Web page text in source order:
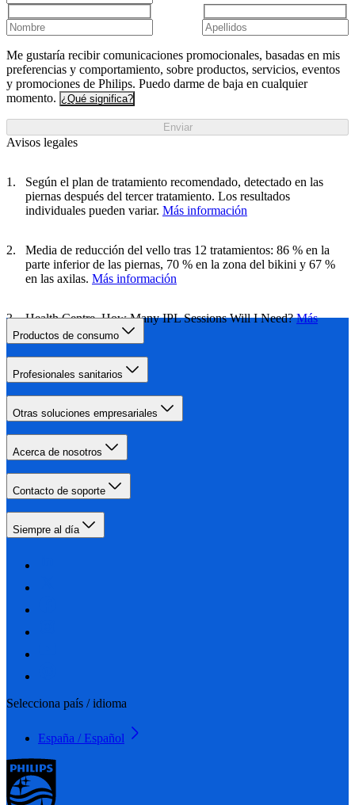
Me gustaría recibir comunicaciones promocionales, basadas en mis
preferencias y comportamiento, sobre productos, servicios, eventos
y promociones de Philips. Puedo darme de baja en cualquier
momento. ¿Qué significa?
Enviar
Avisos legales
Según el plan de tratamiento recomendado, detectado en las
piernas después del tercer tratamiento. Los resultados
individuales pueden variar. Más información
Media de reducción del vello tras 12 tratamientos: 86 % en la
parte inferior de las piernas, 70 % en la zona del bikini y 67 %
en las axilas. Más información
Health Centre, How Many IPL Sessions Will I Need? Más
información
Productos de consumo
Profesionales sanitarios
Otras soluciones empresariales
Acerca de nosotros
Contacto de soporte
Siempre al día
Selecciona país / idioma
España / Español